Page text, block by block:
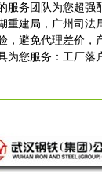
服务团队为您超强
重建局，广州司法
，避免代理差价，
为您服务：工厂落